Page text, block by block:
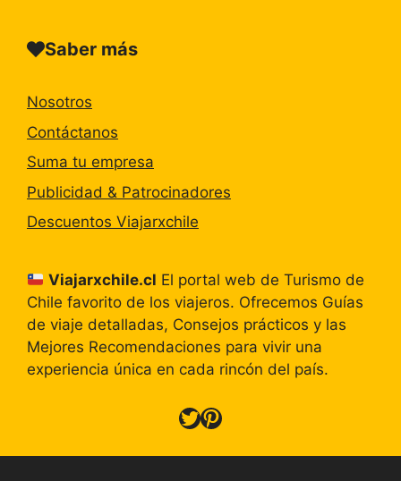
Saber más
Nosotros
Contáctanos
Suma tu empresa
Publicidad & Patrocinadores
Descuentos Viajarxchile
Viajarxchile.cl El portal web de Turismo de
Chile favorito de los viajeros. Ofrecemos Guías
de viaje detalladas, Consejos prácticos y las
Mejores Recomendaciones para vivir una
experiencia única en cada rincón del país.
Twitter
Pinterest